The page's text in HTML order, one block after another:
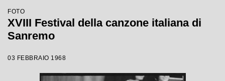
FOTO
XVIII Festival della canzone italiana di
Sanremo
03 FEBBRAIO 1968